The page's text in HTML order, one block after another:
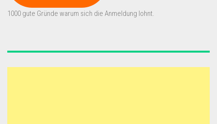
1000 gute Gründe warum sich die Anmeldung lohnt.